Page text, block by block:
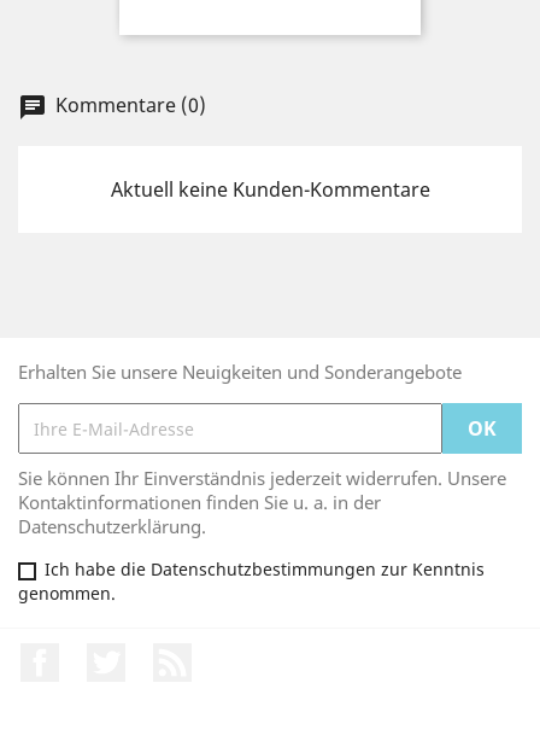
chat Kommentare (0)
Aktuell keine Kunden-Kommentare
Erhalten Sie unsere Neuigkeiten und Sonderangebote
Sie können Ihr Einverständnis jederzeit widerrufen. Unsere
Kontaktinformationen finden Sie u. a. in der
Datenschutzerklärung.
Ich habe die Datenschutzbestimmungen zur Kenntnis
genommen.